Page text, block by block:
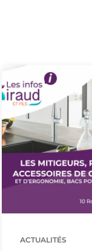
ACTUALITÉS